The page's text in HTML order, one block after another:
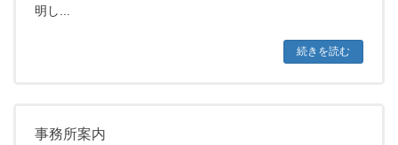
明し...
続きを読む
事務所案内